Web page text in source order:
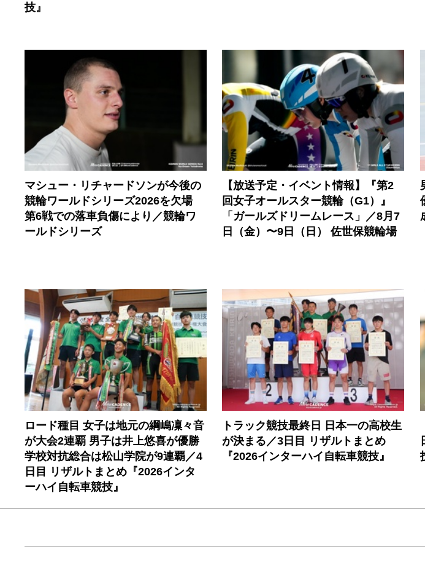
技』
マシュー・リチャードソンが今後の
競輪ワールドシリーズ2026を欠場
第6戦での落車負傷により／競輪ワ
ールドシリーズ
【放送予定・イベント情報】『第2
回女子オールスター競輪（G1）』
「ガールズドリームレース」／8月7
日（金）〜9日（日） 佐世保競輪場
ロード種目 女子は地元の綱嶋凜々音
が大会2連覇 男子は井上悠喜が優勝
学校対抗総合は松山学院が9連覇／4
日目 リザルトまとめ『2026インタ
ーハイ自転車競技』
トラック競技最終日 日本一の高校生
が決まる／3日目 リザルトまとめ
『2026インターハイ自転車競技』